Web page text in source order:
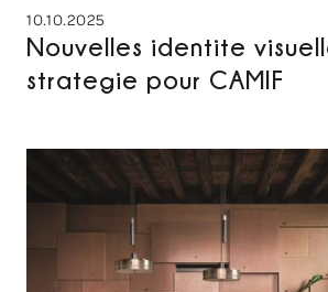
10.10.2025
Nouvelles identite
strategie pour CAMIF